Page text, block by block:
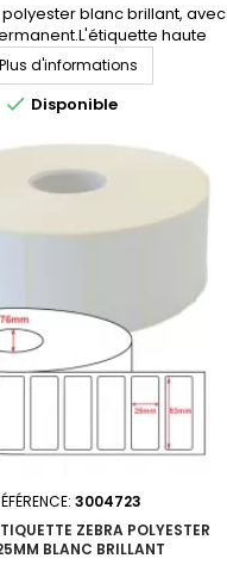
blanc brillant, avec
haute
par excellence. Format :
: polyester Adhésif :
étiq/rouleau :
entre étiquettes :
du mandrin : 76mmQuantité
rouleauxProduit non tenu en
nous pour un devis
Plus d'informations
 Disponible
3004723
ZEBRA POLYESTER
BLANC BRILLANT